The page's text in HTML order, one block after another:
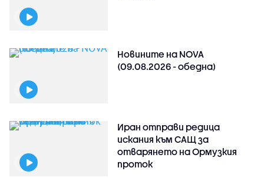
Новините на NOVA
(09.08.2026 - обедна)
Иран отправи редица
искания към САЩ за
отварянето на Ормузкия
проток